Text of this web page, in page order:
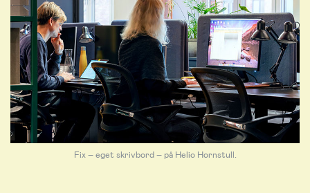
Fix – eget skrivbord – på Helio Hornstull.